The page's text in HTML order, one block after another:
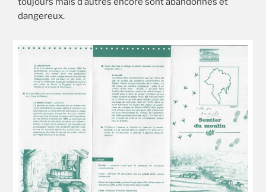
dangereux.